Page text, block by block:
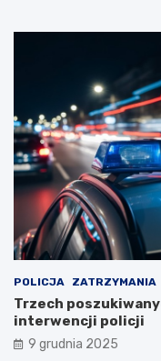
POLICJA ZATRZYMANIA
Trzech
interwencji policji
9 grudnia 2025